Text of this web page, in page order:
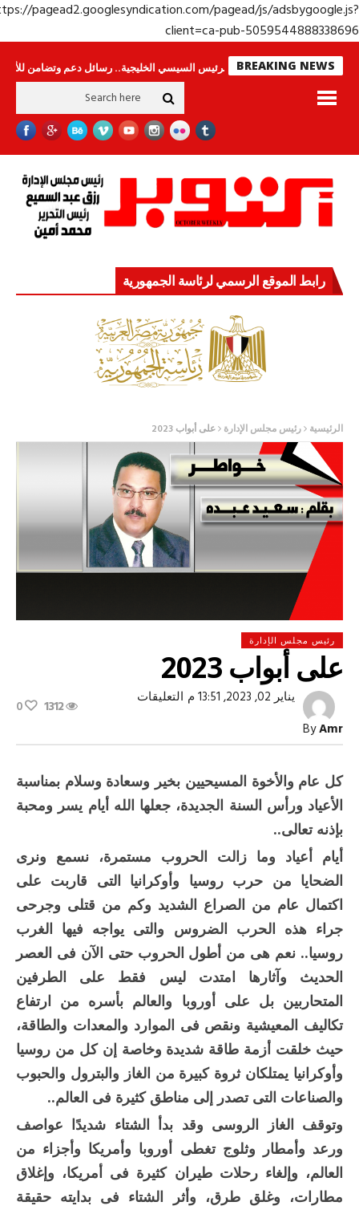
https://pagead2.googlesyndication.com/pagead/js/
client=ca-pub-
BREAKING NEWS
جولة الرئيس السيسي الخليجية.. رسائل دعم وتضامن للأشقاء جهاز
رابط الموقع الرسمي لرئاسة الجمهورية
الرئيسية رئيس مجلس الإدارة على أبواب 2023
رئيس مجلس الإدارة
على أبواب 2023
ByAmr
يناير 02, 2023, 13:51 م التعليقاتعلى
مغلقة
1312
0
كل عام والأخوة المسيحيين بخير وسعادة وسلام بمناسبة
الأعياد ورأس السنة الجديدة، جعلها الله أيام يسر ومحبة
بإذنه تعالى..
أيام أعياد وما زالت الحروب مستمرة، نسمع ونرى
الضحايا من حرب روسيا وأوكرانيا التى قاربت على
اكتمال عام من الصراع الشديد وكم من قتلى وجرحى
جراء هذه الحرب الضروس والتى يواجه فيها الغرب
روسيا.. نعم هى من أطول الحروب حتى الآن فى العصر
الحديث وآثارها امتدت ليس فقط على الطرفين
المتحاربين بل على أوروبا والعالم بأسره من ارتفاع
تكاليف المعيشية ونقص فى الموارد والمعدات والطاقة،
حيث خلقت أزمة طاقة شديدة وخاصة إن كل من روسيا
وأوكرانيا يمتلكان ثروة كبيرة من الغاز والبترول والحبوب
والصناعات التى تصدر إلى مناطق كثيرة فى العالم..
وتوقف الغاز الروسى وقد بدأ الشتاء شديدًا عواصف
ورعد وأمطار وثلوج تغطى أوروبا وأمريكا وأجزاء من
العالم، وإلغاء رحلات طيران كثيرة فى أمريكا، وإغلاق
مطارات، وغلق طرق، وأثر الشتاء فى بدايته حقيقة